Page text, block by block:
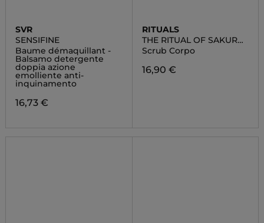
SVR
SENSIFINE
Baume démaquillant -
Balsamo detergente
doppia azione
emolliente anti-
inquinamento
16,73 €
RITUALS
THE RITUAL OF SAKURA
BODY SCRUB
Scrub Corpo
16,90 €